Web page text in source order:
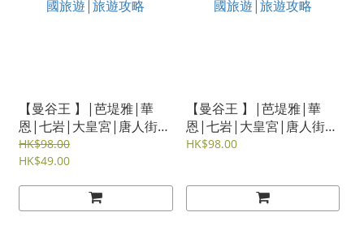
【曼谷王 】|芭堤雅|華
恩|七岩|大皇宮|唐人街|
席隆|經緯文化旅遊王|泰
國旅遊|旅遊攻略
HK$98.00
HK$49.00
【曼谷王 】|芭堤雅|華
恩|七岩|大皇宮|唐人街|
席隆|經緯文化旅遊王|泰
HK$98.00